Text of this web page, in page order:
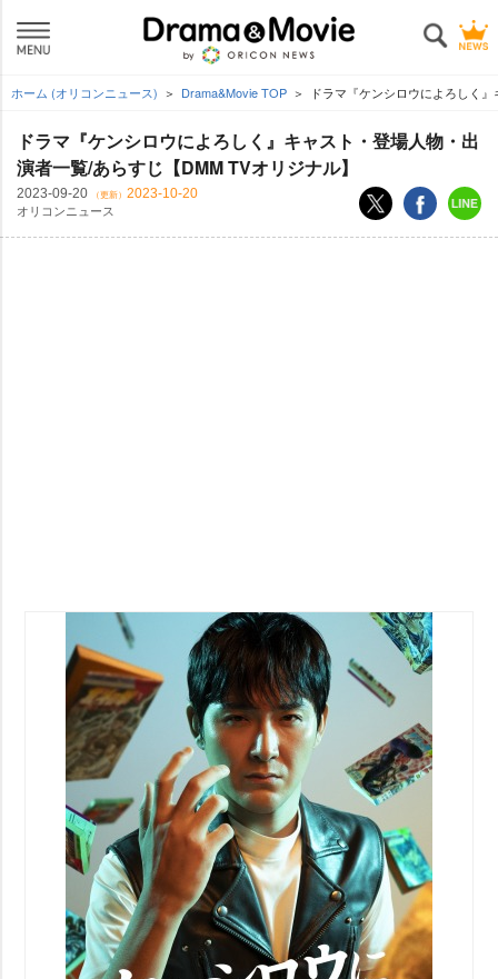
ホーム (オリコンニュース) Drama&Movie TOP ドラマ『ケンシロウによろしく
ドラマ『ケンシロウによろしく』キャスト・登場人物・出
演者一覧/あらすじ【DMM TVオリジナル】
2023-09-20 （更新） 2023-10-20
オリコンニュース